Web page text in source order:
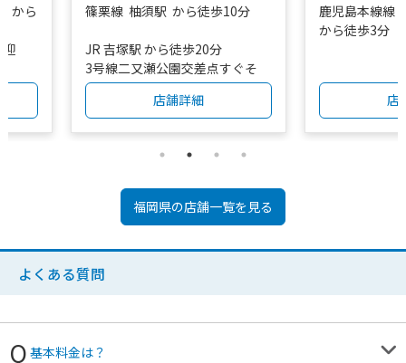
から 篠栗線 柚須駅 から徒歩10分
JR 吉塚駅 から徒歩20分
3号線二又瀬公園交差点すぐそ
ば、アポロのガソリンスタンド
店舗詳細
鹿児島本線線
から徒歩3分
店
福岡県の店舗一覧を見る
よくある質問
基本料金は？